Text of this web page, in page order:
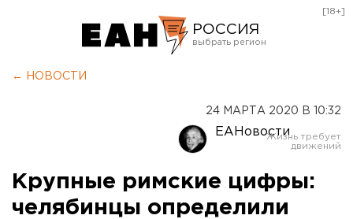
РОССИЯ
Оренбург
[18+]
← НОВОСТИ
24 МАРТА 2020 В 10:32
ЕАНовости
Крупные римские цифры:
челябинцы определили